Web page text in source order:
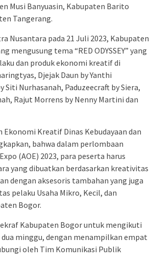
Musi Banyuasin, Kabupaten Barito
Tangerang.
Nusantara pada 21 Juli 2023, Kabupaten
tema “RED ODYSSEY” yang
dan produk ekonomi kreatif di
Djejak Daun by Yanthi
Nurhasanah, Paduzeecraft by Siera,
Rajut Morrens by Nenny Martini dan
Ekonomi Kreatif Dinas Kebudayaan dan
bahwa dalam perlombaan
(AOE) 2023, para peserta harus
yang dibuatkan berdasarkan kreativitas
dengan aksesoris tambahan yang juga
pelaku Usaha Mikro, Kecil, dan
Bogor.
Kabupaten Bogor untuk mengikuti
minggu, dengan menampilkan empat
oleh Tim Komunikasi Publik